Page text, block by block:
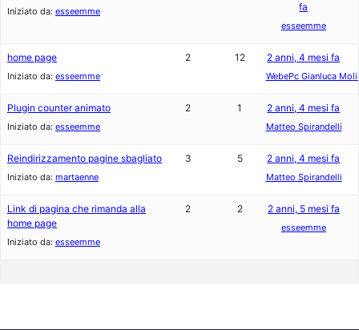
Iniziato da: esseemme
fa
esseemme
home page
Iniziato da: esseemme
2 12 2 anni, 4 mesi fa
WebePc Gianluca
Plugin counter animato
Iniziato da: esseemme
2 1 2 anni, 4 mesi fa
Matteo Spirandelli
Reindirizzamento pagine sbagliato
Iniziato da: martaenne
3 5 2 anni, 4 mesi fa
Matteo Spirandelli
Link di pagina che rimanda alla
home page
Iniziato da: esseemme
2 2 2 anni, 5 mesi fa
esseemme